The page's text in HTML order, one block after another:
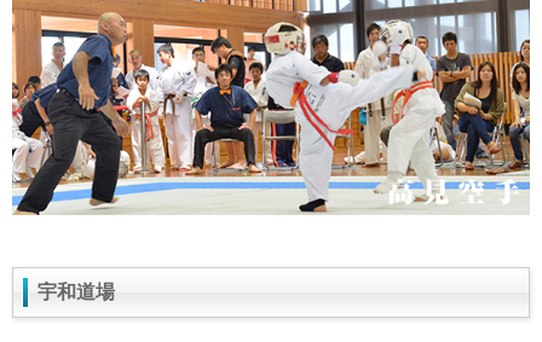
宇和道場